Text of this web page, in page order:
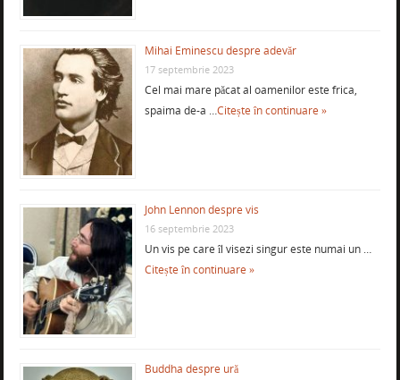
Mihai Eminescu despre adevăr
17 septembrie 2023
Cel mai mare păcat al oamenilor este frica,
spaima de-a …Citește în continuare »
John Lennon despre vis
16 septembrie 2023
Un vis pe care îl visezi singur este numai un …
Citește în continuare »
Buddha despre ură